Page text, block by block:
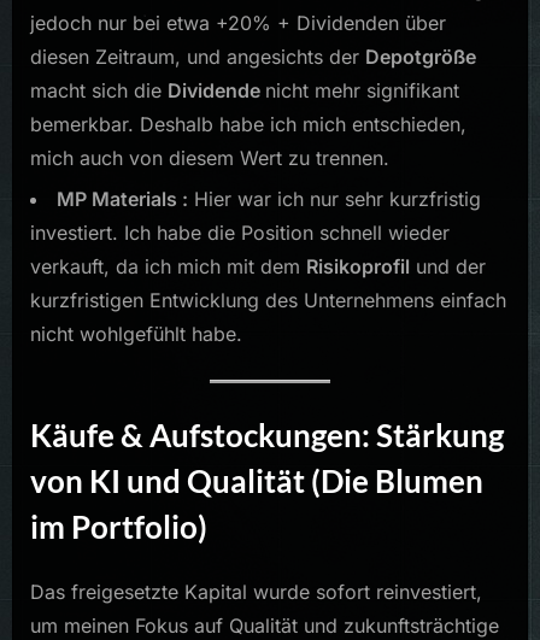
jedoch nur bei etwa +20% + Dividenden über
diesen Zeitraum, und angesichts der Depotgröße
macht sich die Dividende nicht mehr signifikant
bemerkbar. Deshalb habe ich mich entschieden,
mich auch von diesem Wert zu trennen.
MP Materials : Hier war ich nur sehr kurzfristig
investiert. Ich habe die Position schnell wieder
verkauft, da ich mich mit dem Risikoprofil und der
kurzfristigen Entwicklung des Unternehmens einfach
nicht wohlgefühlt habe.
Käufe & Aufstockungen: Stärkung
von KI und Qualität (Die Blumen
im Portfolio)
Das freigesetzte Kapital wurde sofort reinvestiert,
um meinen Fokus auf Qualität und zukunftsträchtige